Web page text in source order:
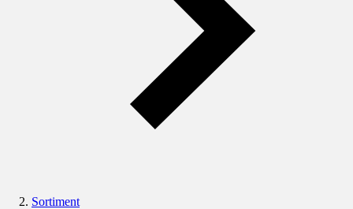
Sortiment